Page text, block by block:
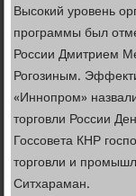
Высокий уровень
программы был
России Дмитрием
Рогозиным.
«Иннопром»
торговли России
Госсовета КНР
торговли и
Ситхараман.